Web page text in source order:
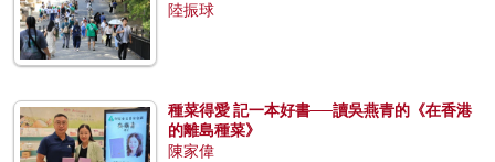
陸振球
種菜得愛 記一本好書──讀吳燕青的《在香港
的離島種菜》
陳家偉